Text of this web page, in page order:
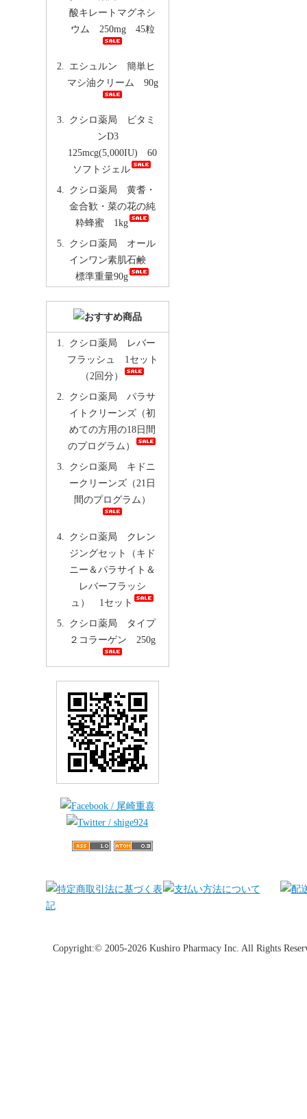
酸キレートマグネシ
ウム 250mg 45粒
エシュルン 簡単ヒ
マシ油クリーム 90g
クシロ薬局 ビタミ
ンD3
125mcg(5,000IU) 60
ソフトジェル
クシロ薬局 黄耆・
金合歓・菜の花の純
粋蜂蜜 1kg
クシロ薬局 オール
インワン素肌石鹸
標準重量90g
クシロ薬局 レバー
フラッシュ 1セット
（2回分）
クシロ薬局 パラサ
イトクリーンズ（初
めての方用の18日間
のプログラム）
クシロ薬局 キドニ
ークリーンズ（21日
間のプログラム）
クシロ薬局 クレン
ジングセット（キド
ニー＆パラサイト＆
レバーフラッシ
ュ） 1セット
クシロ薬局 タイプ
２コラーゲン 250g
Copyright:© 2005-2026 Kushiro Pharmacy Inc. All Rights